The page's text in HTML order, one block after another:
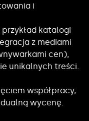
i
katalogi
z mediami
cen),
unikalnych treści.
współpracy,
wycenę.